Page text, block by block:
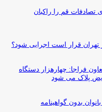
فوتی‌های تصادفات قم را راکبان
تهران قرار است اجرایی شود؟
فراجا: چهارهزار دستگاه
پلاک می شود
بدون گواهینامه